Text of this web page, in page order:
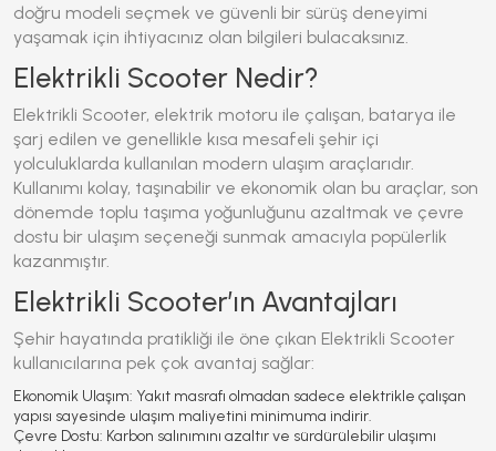
doğru modeli seçmek ve güvenli bir sürüş deneyimi
yaşamak için ihtiyacınız olan bilgileri bulacaksınız.
Elektrikli Scooter Nedir?
Elektrikli Scooter, elektrik motoru ile çalışan, batarya ile
şarj edilen ve genellikle kısa mesafeli şehir içi
yolculuklarda kullanılan modern ulaşım araçlarıdır.
Kullanımı kolay, taşınabilir ve ekonomik olan bu araçlar, son
dönemde toplu taşıma yoğunluğunu azaltmak ve çevre
dostu bir ulaşım seçeneği sunmak amacıyla popülerlik
kazanmıştır.
Elektrikli Scooter’ın Avantajları
Şehir hayatında pratikliği ile öne çıkan Elektrikli Scooter
kullanıcılarına pek çok avantaj sağlar:
Ekonomik Ulaşım: Yakıt masrafı olmadan sadece elektrikle çalışan
yapısı sayesinde ulaşım maliyetini minimuma indirir.
Çevre Dostu: Karbon salınımını azaltır ve sürdürülebilir ulaşımı